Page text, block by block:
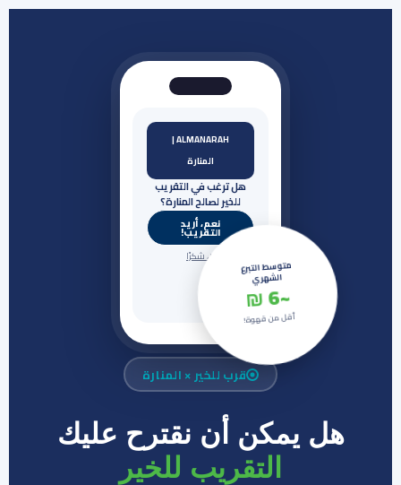
قرب للخير × المنارة
هل يمكن أن نقترح عليك
التقريب للخير
متوسط التبرع
الشهري
أقل من قهوة!
ALMANARAH |
المنارة
هل ترغب في التقريب
للخير لصالح المنارة؟
نعم، أريد
التقريب!
لا، شكرًا